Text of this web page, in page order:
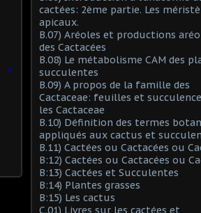
cactées: 2ème partie. Les
apicaux.
B.07) Aréoles et productions
des Cactacées
B.08) Le métabolisme CAM des
succulentes
B.09) A propos de la famille des
Cactaceae: feuilles et
les Cactaceae
B.10) Définition des termes
appliqués aux cactus et
B.11) Cactées ou Cactacées ou
B:12) Cactées ou Cactacées ou
B:13) Cactées et Succulentes
B:14) Plantes grasses
B:15) Les cactus
C.01) Livres sur les cactées et